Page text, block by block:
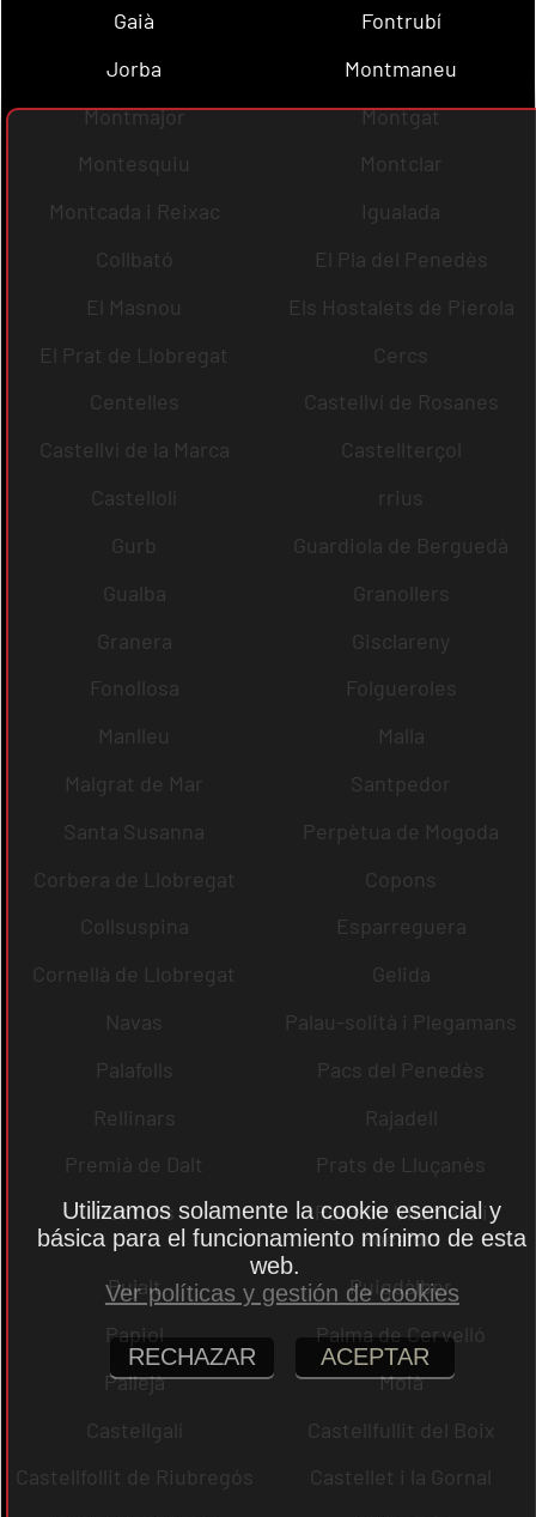
Gaià
Fontrubí
Jorba
Montmaneu
Montmajor
Montgat
Montesquiu
Montclar
Montcada i Reixac
Igualada
Collbató
El Pla del Penedès
El Masnou
Els Hostalets de Pierola
El Prat de Llobregat
Cercs
Centelles
Castellví de Rosanes
Castellví de la Marca
Castellterçol
Castellolí
rrius
Gurb
Guardiola de Berguedà
Gualba
Granollers
Granera
Gisclareny
Fonollosa
Folgueroles
Manlleu
Malla
Malgrat de Mar
Santpedor
Santa Susanna
Perpètua de Mogoda
Corbera de Llobregat
Copons
Collsuspina
Esparreguera
Cornellà de Llobregat
Gelida
Navas
Palau-solità i Plegamans
Palafolls
Pacs del Penedès
Rellinars
Rajadell
Premià de Dalt
Prats de Lluçanès
Pontons
Pont de Vilomara i
Rocafort
Pujalt
Puigdàlber
Papiol
Palma de Cervelló
Pallejà
Moià
Castellgalí
Castellfullit del Boix
Castellfollit de Riubregós
Castellet i la Gornal
Utilizamos solamente la cookie esencial y
básica para el funcionamiento mínimo de esta
web.
Ver políticas y gestión de cookies
RECHAZAR ACEPTAR